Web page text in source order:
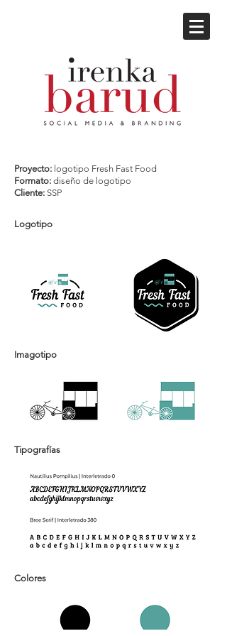
Proyecto: logotipo Fresh Fast Food
Formato: diseño de logotipo
Cliente: SSP
Logotipo
Imagotipo
Tipografías
Colores